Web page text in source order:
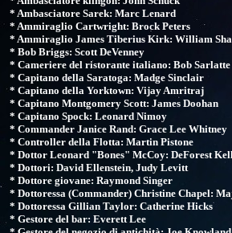
* Ambasciatore Sarek: Marc Lenard
* Ammiraglio Cartwright: Brock Peters
* Ammiraglio James Tiberius Kirk: William
* Bob Briggs: Scott DeVenney
* Cameriere del ristorante italiano: Bob Sarlatte
* Capitano della Saratoga: Madge Sinclair
* Capitano della Yorktown: Vijay Amritraj
* Capitano Montgomery Scott: James Doohan
* Capitano Spock: Leonard Nimoy
* Commander Janice Rand: Grace Lee Whitney
* Controller della Flotta: Martin Pistone
* Dottor Leonard "Bones" McCoy: DeForest
* Dottori: David Ellenstein, Judy Levitt
* Dottore giovane: Raymond Singer
* Dottoressa (Commander) Christine Chapel:
* Dottoressa Gillian Taylor: Catherine Hicks
* Gestore del bar: Everett Lee